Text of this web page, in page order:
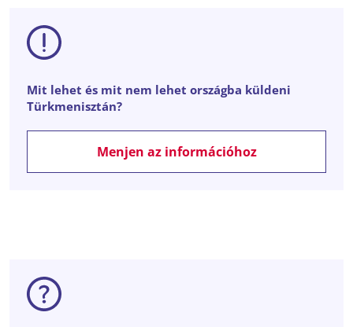
Mit lehet és mit nem lehet országba küldeni
Türkmenisztán?
Menjen az információhoz